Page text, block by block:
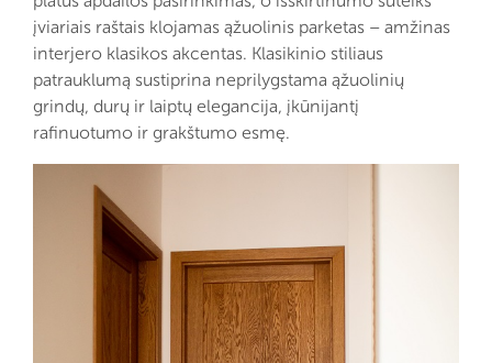
įviariais raštais klojamas ąžuolinis parketas – amžinas
interjero klasikos akcentas. Klasikinio stiliaus
patrauklumą sustiprina neprilygstama ąžuolinių
grindų, durų ir laiptų elegancija, įkūnijantį
rafinuotumo ir grakštumo esmę.